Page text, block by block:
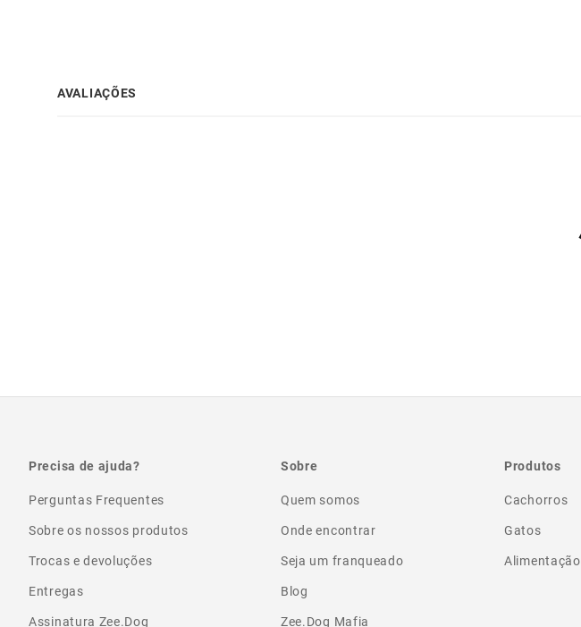
AVALIAÇÕES
Precisa de ajuda?
Perguntas Frequentes
Sobre os nossos produtos
Trocas e devoluções
Entregas
Assinatura Zee.Dog
Sobre
Quem somos
Onde encontrar
Seja um franqueado
Blog
Zee.Dog Mafia
Produtos
Cachorros
Gatos
Alimentação